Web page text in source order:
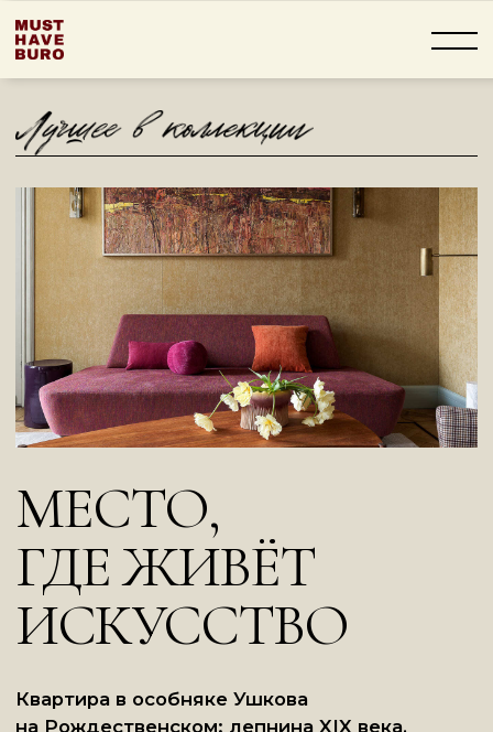
МЕСТО,
ГДЕ ЖИВЁТ
ИСКУССТВО
Квартира в особняке Ушкова
на Рождественском: лепнина XIX века,
светлые анфилады и современное искусство
Просторная трехкомнатная квартира
на 140 квадратных метров включает
большую гостиную, кухню-столовую,
мастер-спальню, кабинет, который может
гардеробные и два санузла.
В планировке сохранено анфиладное